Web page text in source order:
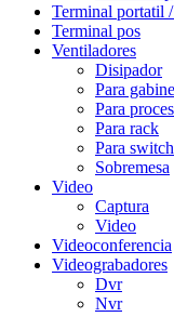
Terminal portatil
Terminal pos
Ventiladores
Disipador
Para
Para
Para rack
Para switch
Sobremesa
Video
Captura
Video
Videoconferencia
Videograbadores
Dvr
Nvr